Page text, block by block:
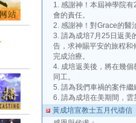
1. 感謝神！本屆神學院
會的責任。
2. 感謝神！對Grace的醫
3. 請為成培7月25日返美
告，求神賜平安的旅程和
完成治療。
4. 成培返美後，將在幾
同工。
5. 請為我們車禍的案件
6. 請為成培在美期間，
黃成培宣教士五月代禱信